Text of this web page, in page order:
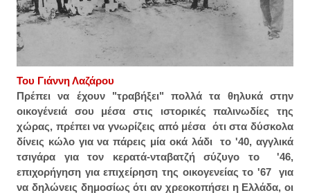
Του Γιάννη Λαζάρου
Πρέπει να έχουν "τραβήξει" πολλά τα θηλυκά στην
οικογένειά σου μέσα στις ιστορικές παλινωδίες της
χώρας, πρέπει να γνωρίζεις από μέσα ότι στα δύσκολα
δίνεις κώλο για να πάρεις μία οκά λάδι το '40, αγγλικά
τσιγάρα για τον κερατά-νταβατζή σύζυγο το '46,
επιχορήγηση για επιχείρηση της οικογενείας το '67 για
να δηλώνεις δημοσίως ότι αν χρεοκοπήσει η Ελλάδα, οι